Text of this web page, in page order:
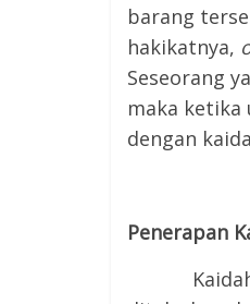
barang
hakikatnya,
Seseorang
maka ketika
dengan
Penerapan
Kaidah ini